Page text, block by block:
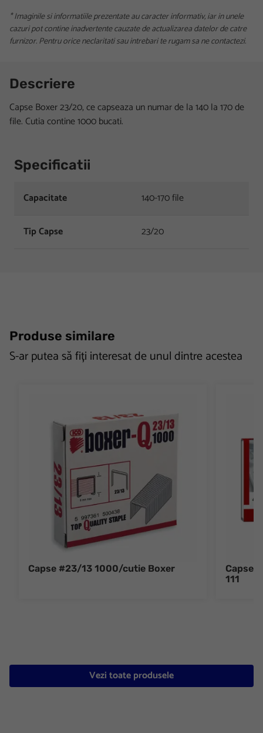
* Imaginile si informatiile prezentate au caracter informativ, iar in unele
cazuri pot contine inadvertente cauzate de actualizarea datelor de catre
furnizor. Pentru orice neclaritati sau intrebari te rugam sa ne contactezi.
Descriere
Capse Boxer 23/20, ce capseaza un numar de la 140 la 170 de
file. Cutia contine 1000 bucati.
Specificatii
Capacitate 140-170 file
Tip Capse 23/20
Produse similare
S-ar putea să fiți interesat de unul dintre acestea
Capse #23/13 1000/cutie Boxer
Capse
111
Vezi toate produsele